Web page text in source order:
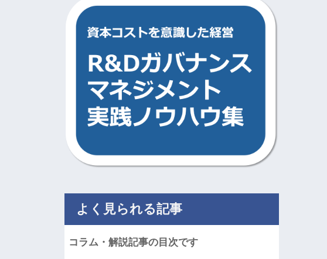
よく見られる記事
コラム・解説記事の目次です